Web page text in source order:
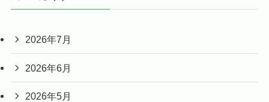
2026年7月
2026年6月
2026年5月